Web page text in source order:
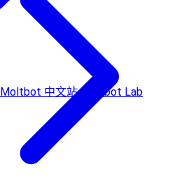
Moltbot 中文站Moltbot Lab